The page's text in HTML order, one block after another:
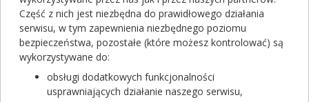
Część z nich jest niezbędna do prawidłowego działania
serwisu, w tym zapewnienia niezbędnego poziomu
bezpieczeństwa, pozostałe (które możesz kontrolować) są
wykorzystywane do:
obsługi dodatkowych funkcjonalności
usprawniających działanie naszego serwisu,